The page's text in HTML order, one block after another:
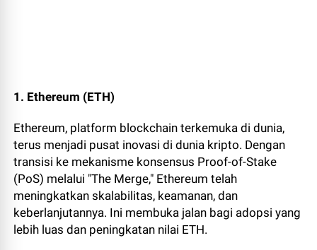
1. Ethereum (ETH)
Ethereum, platform blockchain terkemuka di dunia,
terus menjadi pusat inovasi di dunia kripto. Dengan
transisi ke mekanisme konsensus Proof-of-Stake
(PoS) melalui "The Merge," Ethereum telah
meningkatkan skalabilitas, keamanan, dan
keberlanjutannya. Ini membuka jalan bagi adopsi yang
lebih luas dan peningkatan nilai ETH.